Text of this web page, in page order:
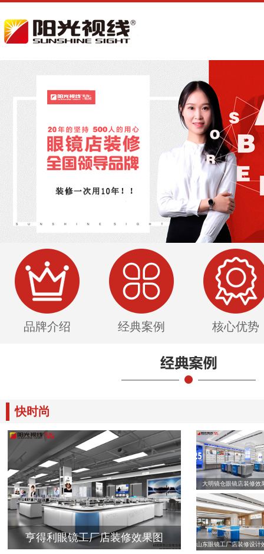
品牌介绍 经典案例 核心优势
快时尚
亨得利眼镜工厂店装修效果图
大明镜仓眼镜店装修效
山东眼镜工厂店装修设计